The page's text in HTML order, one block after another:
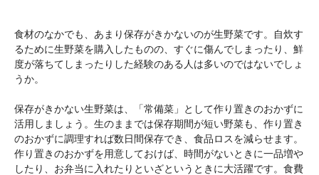
食材のなかでも、あまり保存がきかないのが生野菜です。自炊す
るために生野菜を購入したものの、すぐに傷んでしまったり、鮮
度が落ちてしまったりした経験のある人は多いのではないでしょ
うか。
保存がきかない生野菜は、「常備菜」として作り置きのおかずに
活用しましょう。生のままでは保存期間が短い野菜も、作り置き
のおかずに調理すれば数日間保存でき、食品ロスを減らせます。
作り置きのおかずを用意しておけば、時間がないときに一品増や
したり、お弁当に入れたりといざというときに大活躍です。食費